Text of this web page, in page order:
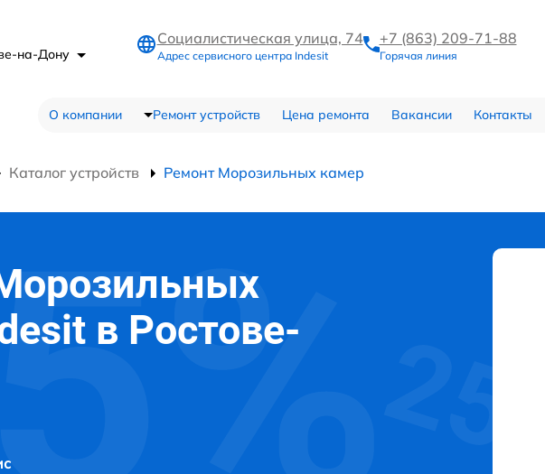
на-Дону
Социалистическая улица, 74
Адрес сервисного центра Indesit
+7 (863) 209-71-88
Горячая линия
О компании Ремонт устройств Цена ремонта Вакансии Контакты
Каталог устройств Ремонт Морозильных камер
в Ростове-